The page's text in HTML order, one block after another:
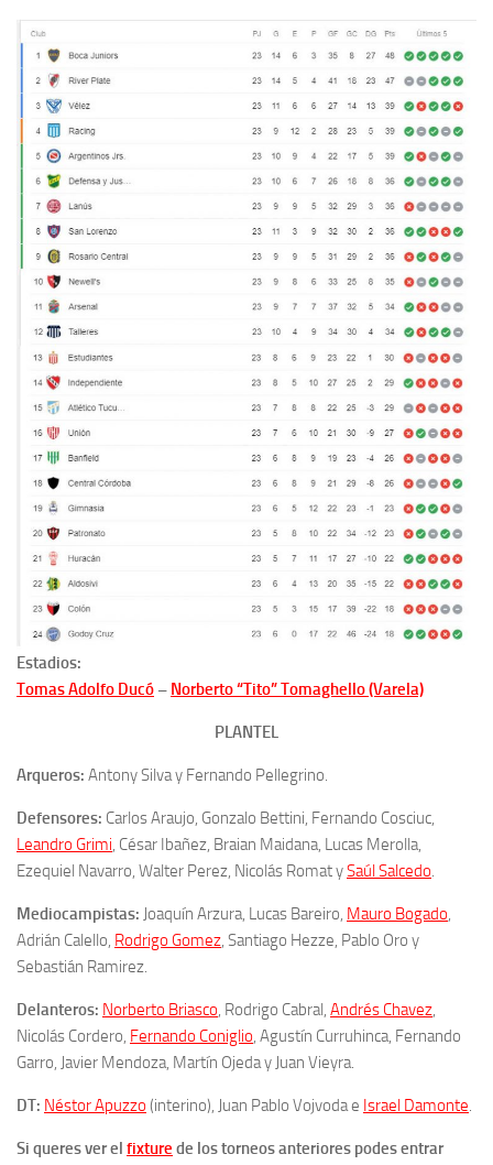
Estadios:
Tomas Adolfo Ducó – Norberto “Tito” Tomaghello (Varela)
PLANTEL
Arqueros: Antony Silva y Fernando Pellegrino.
Defensores: Carlos Araujo, Gonzalo Bettini, Fernando Cosciuc,
Leandro Grimi, César Ibañez, Braian Maidana, Lucas Merolla,
Ezequiel Navarro, Walter Perez, Nicolás Romat ySaúl Salcedo.
Mediocampistas: Joaquín Arzura, Lucas Bareiro, Mauro Bogado,
Adrián Calello, Rodrigo Gomez, Santiago Hezze, Pablo Oro y
Sebastián Ramirez.
Delanteros: Norberto Briasco, Rodrigo Cabral, Andrés Chavez,
Nicolás Cordero, Fernando Coniglio, Agustín Curruhinca, Fernando
Garro, Javier Mendoza, Martín Ojeda y Juan Vieyra.
DT: Néstor Apuzzo (interino), Juan Pablo Vojvoda e Israel Damonte.
Si queres ver el fixture de los torneos anteriores podes entrar